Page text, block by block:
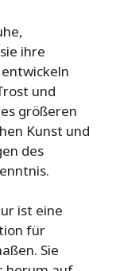
ihre
und
größeren
Kunst und
des
ist eine
für
Sie